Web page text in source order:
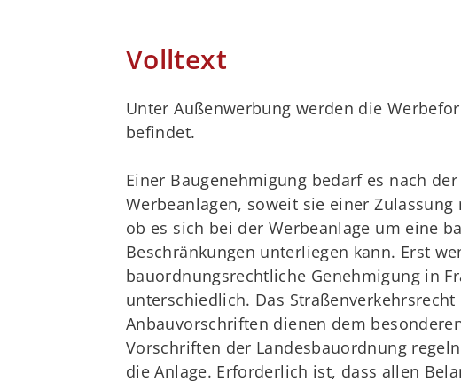
Volltext
Unter Außenwerbung werden die
befindet.
Einer Baugenehmigung bedarf es nach
Werbeanlagen, soweit sie einer
ob es sich bei der Werbeanlage um eine
Beschränkungen unterliegen kann. Erst
bauordnungsrechtliche Genehmigung in
unterschiedlich. Das
Anbauvorschriften dienen dem
Vorschriften der Landesbauordnung
die Anlage. Erforderlich ist, dass allen